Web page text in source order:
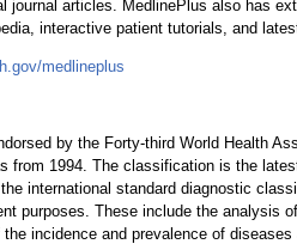
journal articles. MedlinePlus also has
interactive patient tutorials, and
medlineplus
by the Forty-third World Health
from 1994. The classification is the
international standard diagnostic
purposes. These include the analysis
incidence and prevalence of